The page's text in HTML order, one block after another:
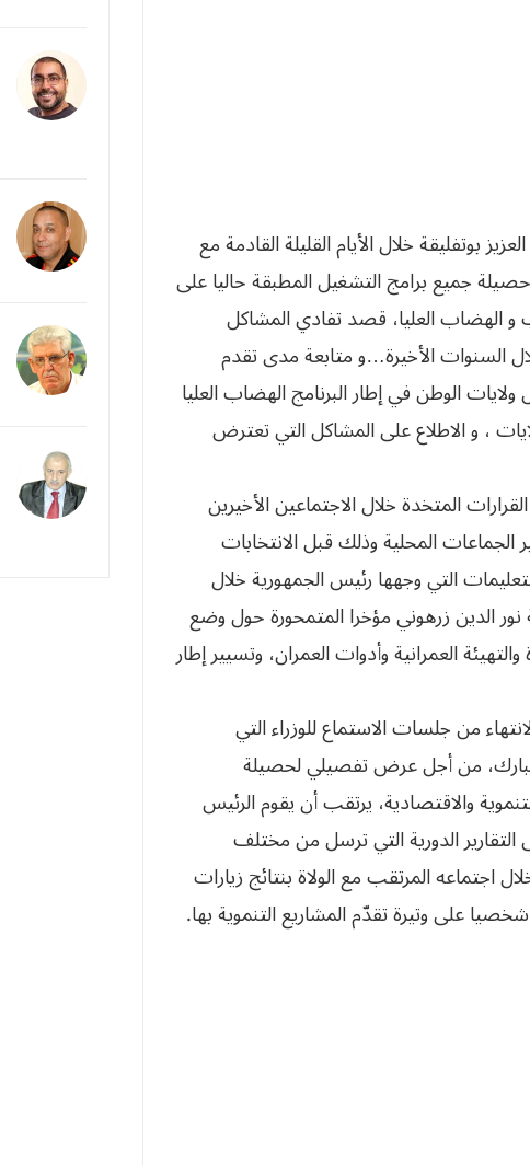
بوتفليقة خلال الأيام القليلة القادمة مع
جميع برامج التشغيل المطبقة حاليا على
و الهضاب العليا، قصد تفادي المشاكل
الأخيرة…و متابعة مدى تقدم
الوطن في إطار البرنامج الهضاب العليا
، و الاطلاع على المشاكل التي تعترض
المتخدة خلال الاجتماعين الأخيرين
المحلية وذلك قبل الانتخابات
ومدى تطبيق التعليمات التي وجهها رئيس الجمهورية خلال
الدين زرهوني مؤخرا المتمحورة حول وضع
العمرانية وأدوات العمران، وتسيير إطار
من جلسات الاستماع للوزراء التي
من أجل عرض تفصيلي لحصيلة
والاقتصادية، يرتقب أن يقوم الرئيس
التقارير الدورية التي ترسل من مختلف
اجتماعه المرتقب مع الولاة بنتائج زيارات
على وتيرة تقدّم المشاريع التنموية بها.